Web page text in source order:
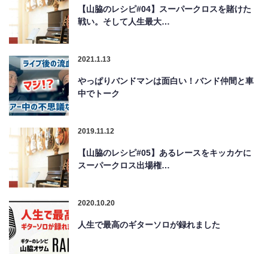
【山脇のレシピ#04】スーパークロスを賭けた
戦い。そして人生最大…
2021.1.13
やっぱりバンドマンは面白い！バンド仲間と車
中でトーク
2019.11.12
【山脇のレシピ#05】あるレースをキッカケに
スーパークロス出場権…
2020.10.20
人生で最高のギターソロが録れました